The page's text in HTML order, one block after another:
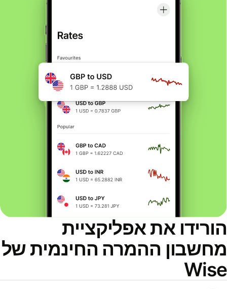
את אפליקציית
ההמרה החינמית של